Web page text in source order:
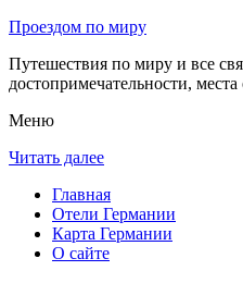
Проездом по миру
Путешествия по миру и все
достопримечательности,
Меню
Читать далее
Главная
Отели Германии
Карта Германии
О сайте